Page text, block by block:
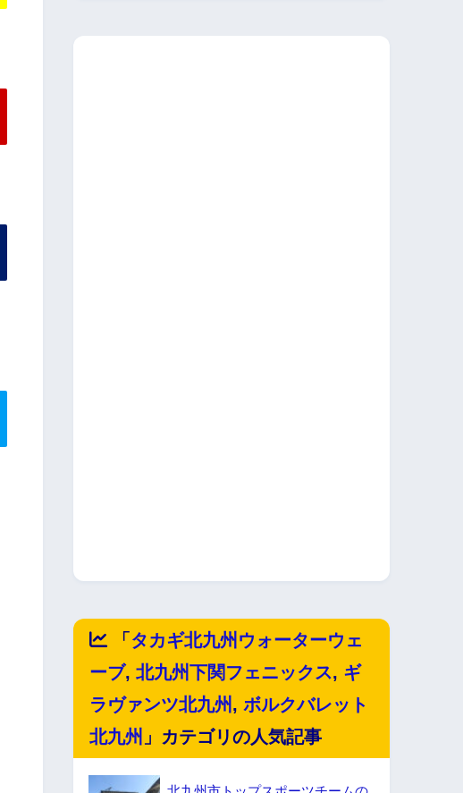
「 タカギ北九州ウォーターウェ
ーブ, 北九州下関フェニックス, ギ
ラヴァンツ北九州, ボルクバレット
北九州 」カテゴリの人気記事